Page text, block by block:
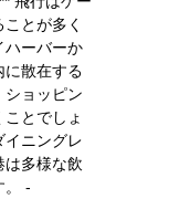
とが多く
ハーバーか
に散在する
ショッピン
とでしょ
イニングレ
は多様な飲
。 -